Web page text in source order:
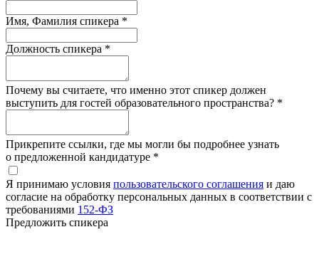
Имя, Фамилия спикера *
Должность спикера *
Почему вы считаете, что именно этот спикер должен
выступить для гостей образовательного пространства? *
Прикрепите ссылки, где мы могли бы подробнее узнать
о предложенной кандидатуре *
Я принимаю условия пользовательского соглашения и даю
согласие на обработку персональных данных в соответствии с
требованиями 152-ФЗ
Предложить спикера